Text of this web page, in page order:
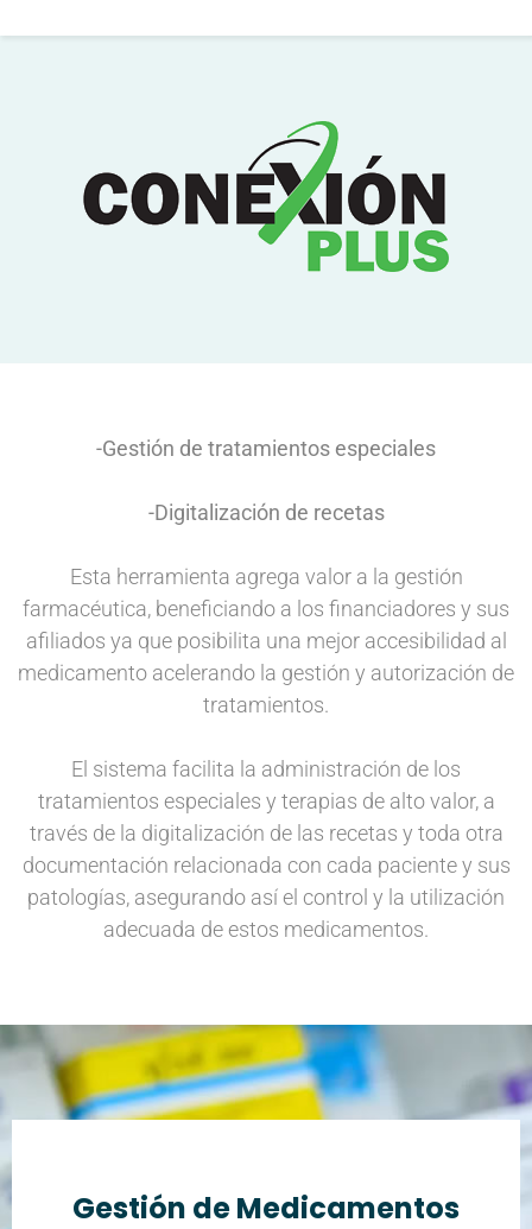
-Gestión de tratamientos especiales
-Digitalización de recetas
Esta herramienta agrega valor a la gestión
farmacéutica, beneficiando a los financiadores y sus
afiliados ya que posibilita una mejor accesibilidad al
medicamento acelerando la gestión y autorización de
tratamientos.
El sistema facilita la administración de los
tratamientos especiales y terapias de alto valor, a
través de la digitalización de las recetas y toda otra
documentación relacionada con cada paciente y sus
patologías, asegurando así el control y la utilización
adecuada de estos medicamentos.
Gestión de Medicamentos